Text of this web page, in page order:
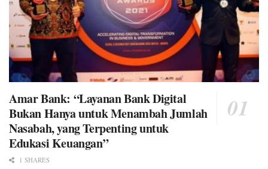
Amar Bank: “Layanan Bank Digital
Bukan Hanya untuk Menambah Jumlah
Nasabah, yang Terpenting untuk
Edukasi Keuangan”
1 SHARES